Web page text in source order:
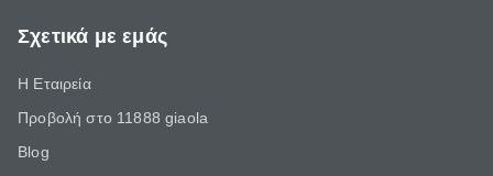
Σχετικά με εμάς
Η Εταιρεία
Προβολή στο 11888 giaola
Blog